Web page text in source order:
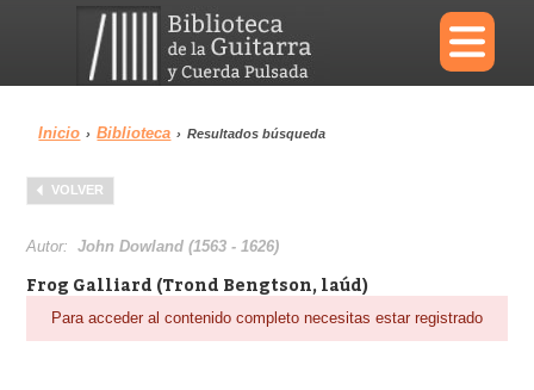
×
Menu
Biblioteca
Inicio › Biblioteca › Resultados búsqueda
VOLVER
Autor:John Dowland (1563 - 1626)
Frog Galliard (Trond Bengtson, laúd)
Para acceder al contenido completo necesitas estar registrado